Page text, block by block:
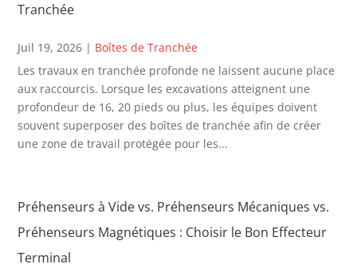
Tranchée
Juil 19, 2026 | Boîtes de Tranchée
Les travaux en tranchée profonde ne laissent aucune place
aux raccourcis. Lorsque les excavations atteignent une
profondeur de 16, 20 pieds ou plus, les équipes doivent
souvent superposer des boîtes de tranchée afin de créer
une zone de travail protégée pour les...
Préhenseurs à Vide vs. Préhenseurs Mécaniques vs.
Préhenseurs Magnétiques : Choisir le Bon Effecteur
Terminal